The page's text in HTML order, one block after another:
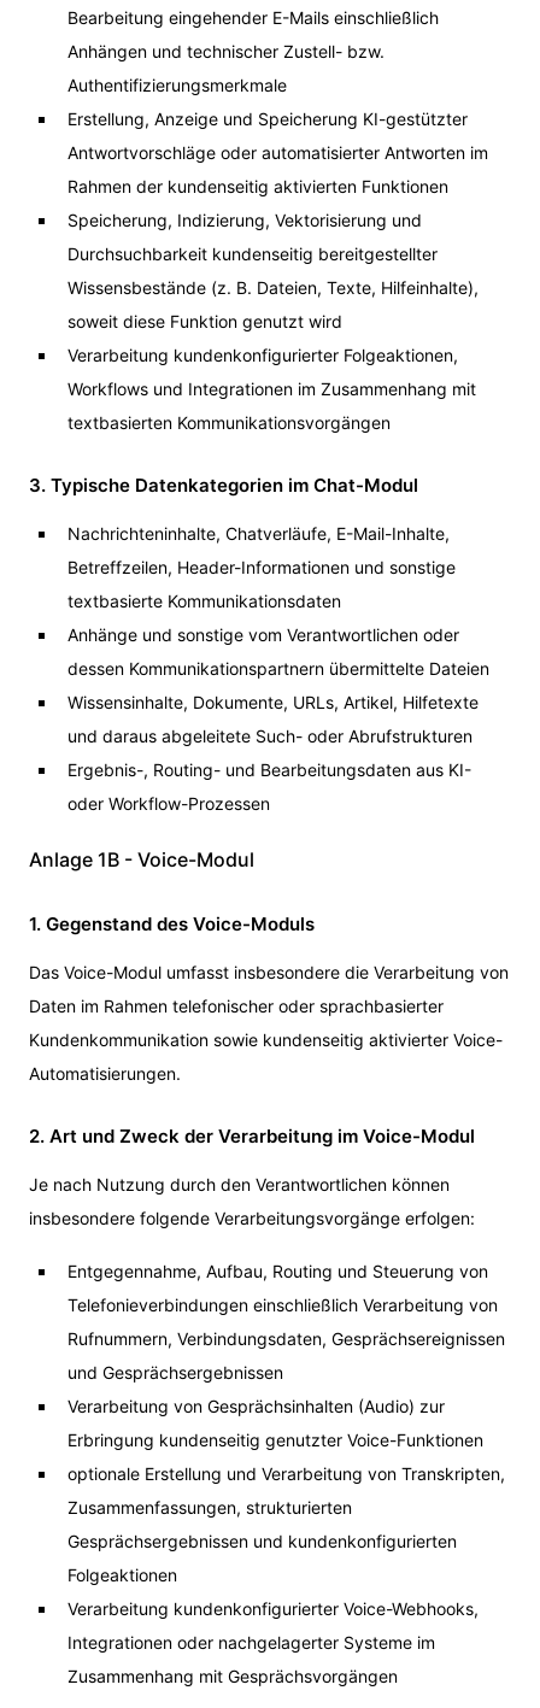
Bearbeitung eingehender E-Mails einschließlich
Anhängen und technischer Zustell- bzw.
Authentifizierungsmerkmale
Erstellung, Anzeige und Speicherung KI-gestützter
Antwortvorschläge oder automatisierter Antworten im
Rahmen der kundenseitig aktivierten Funktionen
Speicherung, Indizierung, Vektorisierung und
Durchsuchbarkeit kundenseitig bereitgestellter
Wissensbestände (z. B. Dateien, Texte, Hilfeinhalte),
soweit diese Funktion genutzt wird
Verarbeitung kundenkonfigurierter Folgeaktionen,
Workflows und Integrationen im Zusammenhang mit
textbasierten Kommunikationsvorgängen
3. Typische Datenkategorien im Chat-Modul
Nachrichteninhalte, Chatverläufe, E-Mail-Inhalte,
Betreffzeilen, Header-Informationen und sonstige
textbasierte Kommunikationsdaten
Anhänge und sonstige vom Verantwortlichen oder
dessen Kommunikationspartnern übermittelte Dateien
Wissensinhalte, Dokumente, URLs, Artikel, Hilfetexte
und daraus abgeleitete Such- oder Abrufstrukturen
Ergebnis-, Routing- und Bearbeitungsdaten aus KI-
oder Workflow-Prozessen
Anlage 1B - Voice-Modul
1. Gegenstand des Voice-Moduls
Das Voice-Modul umfasst insbesondere die Verarbeitung von
Daten im Rahmen telefonischer oder sprachbasierter
Kundenkommunikation sowie kundenseitig aktivierter Voice-
Automatisierungen.
2. Art und Zweck der Verarbeitung im Voice-Modul
Je nach Nutzung durch den Verantwortlichen können
insbesondere folgende Verarbeitungsvorgänge erfolgen:
Entgegennahme, Aufbau, Routing und Steuerung von
Telefonieverbindungen einschließlich Verarbeitung von
Rufnummern, Verbindungsdaten, Gesprächsereignissen
und Gesprächsergebnissen
Verarbeitung von Gesprächsinhalten (Audio) zur
Erbringung kundenseitig genutzter Voice-Funktionen
optionale Erstellung und Verarbeitung von Transkripten,
Zusammenfassungen, strukturierten
Gesprächsergebnissen und kundenkonfigurierten
Folgeaktionen
Verarbeitung kundenkonfigurierter Voice-Webhooks,
Integrationen oder nachgelagerter Systeme im
Zusammenhang mit Gesprächsvorgängen